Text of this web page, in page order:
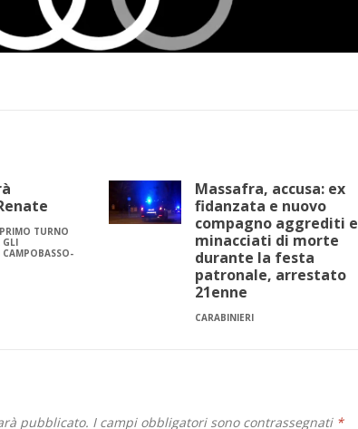
TURNO
GLI
Massafra, accusa: ex
fidanzata e nuovo
compagno aggrediti e
minacciati di morte
durante la festa
patronale, arrestato
21enne
CARABINIERI
pubblicato. I campi obbligatori sono contrassegnati *